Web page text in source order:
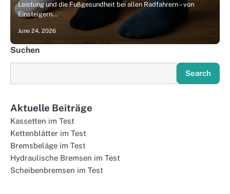
Leistung und die Fußgesundheit bei allen Radfahrern – von
Einsteigern…
June 24, 2026
Suchen
Search
Aktuelle Beiträge
Kassetten im Test
Kettenblätter im Test
Bremsbeläge im Test
Hydraulische Bremsen im Test
Scheibenbremsen im Test